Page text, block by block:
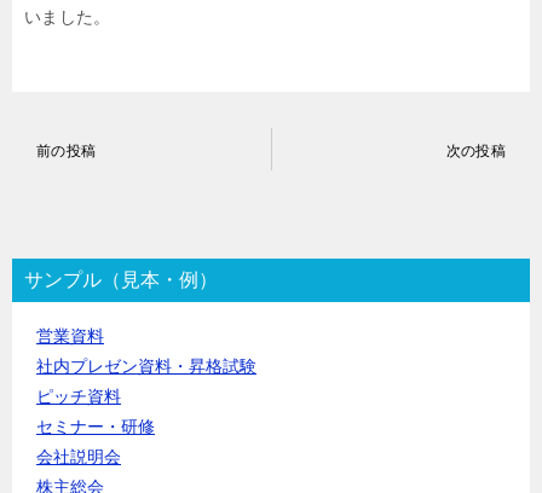
いました。
ゲ
ー
シ
前の投稿 次の投稿
サンプル（見本・例）
営業資料
社内プレゼン資料・昇格試験
ピッチ資料
セミナー・研修
会社説明会
株主総会